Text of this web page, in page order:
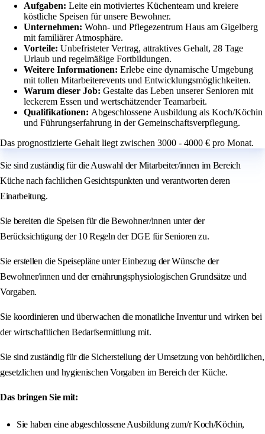
Aufgaben: Leite ein motiviertes Küchenteam und kreiere
köstliche Speisen für unsere Bewohner.
Unternehmen: Wohn- und Pflegezentrum Haus am Gigelberg
mit familiärer Atmosphäre.
Vorteile: Unbefristeter Vertrag, attraktives Gehalt, 28 Tage
Urlaub und regelmäßige Fortbildungen.
Weitere Informationen: Erlebe eine dynamische Umgebung
mit tollen Mitarbeiterevents und Entwicklungsmöglichkeiten.
Warum dieser Job: Gestalte das Leben unserer Senioren mit
leckerem Essen und wertschätzender Teamarbeit.
Qualifikationen: Abgeschlossene Ausbildung als Koch/Köchin
und Führungserfahrung in der Gemeinschaftsverpflegung.
Das prognostizierte Gehalt liegt zwischen 3000 - 4000 € pro Monat.
Sie sind zuständig für die Auswahl der Mitarbeiter/innen im Bereich
Küche nach fachlichen Gesichtspunkten und verantworten deren
Einarbeitung.
Sie bereiten die Speisen für die Bewohner/innen unter der
Berücksichtigung der 10 Regeln der DGE für Senioren zu.
Sie erstellen die Speisepläne unter Einbezug der Wünsche der
Bewohner/innen und der ernährungsphysiologischen Grundsätze und
Vorgaben.
Sie koordinieren und überwachen die monatliche Inventur und wirken bei
der wirtschaftlichen Bedarfsermittlung mit.
Sie sind zuständig für die Sicherstellung der Umsetzung von behördlichen,
gesetzlichen und hygienischen Vorgaben im Bereich der Küche.
Das bringen Sie mit:
Sie haben eine abgeschlossene Ausbildung zum/r Koch/Köchin,